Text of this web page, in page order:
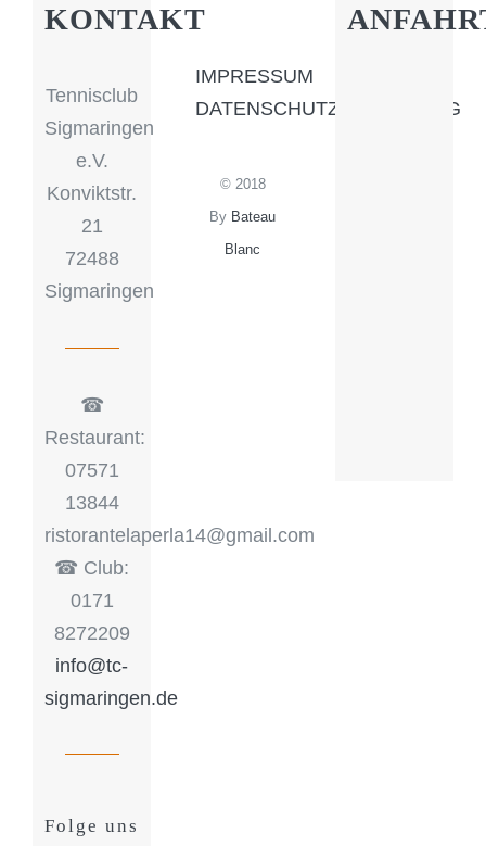
KONTAKT
Tennisclub
Sigmaringen
e.V.
Konviktstr.
21
72488
Sigmaringen
☎︎
Restaurant:
07571
13844
ristorantelaperla14@gmail.com
☎︎ Club:
0171
8272209
info@tc-
sigmaringen.de
Folge uns
IMPRESSUM
DATENSCHUTZERKLÄRUNG
© 2018
By Bateau
Blanc